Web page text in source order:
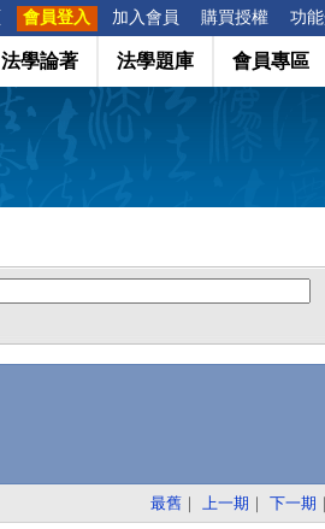
會員登入 加入會員 購買授權 功
法學論著 法學題庫 會員專區
最舊 ｜ 上一期 ｜ 下一期